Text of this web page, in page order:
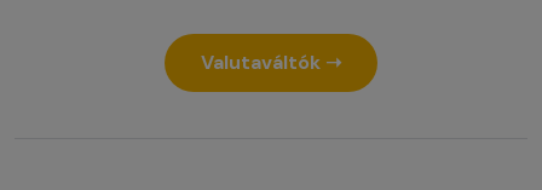
Valutaváltók ➝